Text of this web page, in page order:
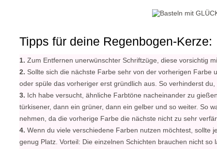
Tipps für deine Regenbogen-Kerze:
1. Zum Entfernen unerwünschter Schriftzüge, diese vorsichtig
2. Sollte sich die nächste Farbe sehr von der vorherigen Farbe
oder spüle das vorheriger erst gründlich aus. So verhinderst
3. Ich habe versucht, ähnliche Farbtöne nacheinander zu
türkisener, dann ein grüner, dann ein gelber und so weiter. So
nehmen, da die vorherige Farbe die nächste nicht zu sehr
4. Wenn du viele verschiedene Farben nutzen möchtest, sollte
genug Platz. Vorteil: Die einzelnen Schichten brauchen nicht so